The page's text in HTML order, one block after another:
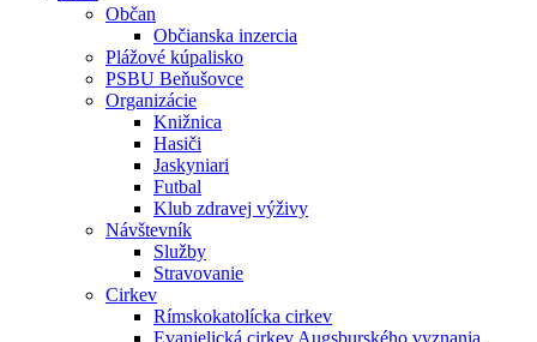
Občan
Občianska inzercia
Plážové kúpalisko
PSBU Beňušovce
Organizácie
Knižnica
Hasiči
Jaskyniari
Futbal
Klub zdravej výživy
Návštevník
Služby
Stravovanie
Cirkev
Rímskokatolícka cirkev
Evanjelická cirkev Augsburského vyznania